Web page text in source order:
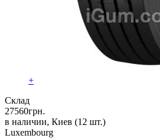
+
Склад
27560грн.
в наличии, Киев (12 шт.)
Luxembourg